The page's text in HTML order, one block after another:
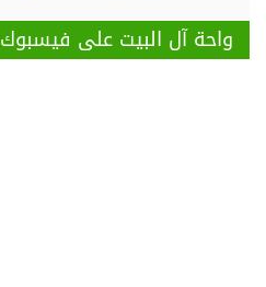
واحة آل البيت على فيسبوك